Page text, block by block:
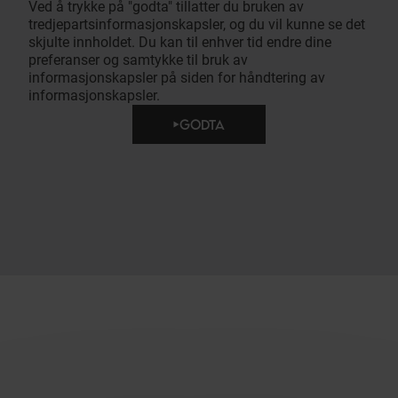
Ved å trykke på "godta" tillatter du bruken av
tredjepartsinformasjonskapsler, og du vil kunne se det
skjulte innholdet. Du kan til enhver tid endre dine
preferanser og samtykke til bruk av
informasjonskapsler på siden for håndtering av
informasjonskapsler.
GODTA